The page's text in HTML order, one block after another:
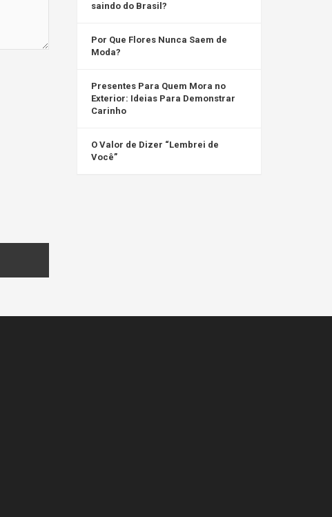
saindo do Brasil?
Por Que Flores Nunca Saem de
Moda?
Presentes Para Quem Mora no
Exterior: Ideias Para Demonstrar
Carinho
O Valor de Dizer “Lembrei de
Você”